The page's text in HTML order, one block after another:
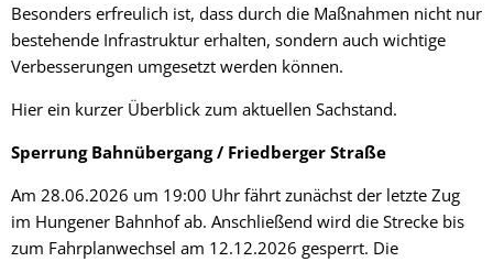
Besonders erfreulich ist, dass durch die Maßnahmen nicht nur
bestehende Infrastruktur erhalten, sondern auch wichtige
Verbesserungen umgesetzt werden können.
Hier ein kurzer Überblick zum aktuellen Sachstand.
Sperrung Bahnübergang / Friedberger Straße
Am 28.06.2026 um 19:00 Uhr fährt zunächst der letzte Zug
im Hungener Bahnhof ab. Anschließend wird die Strecke bis
zum Fahrplanwechsel am 12.12.2026 gesperrt. Die